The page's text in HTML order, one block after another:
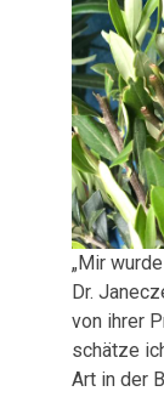
„Mir
Dr.
von ihrer
schätze
Art in der